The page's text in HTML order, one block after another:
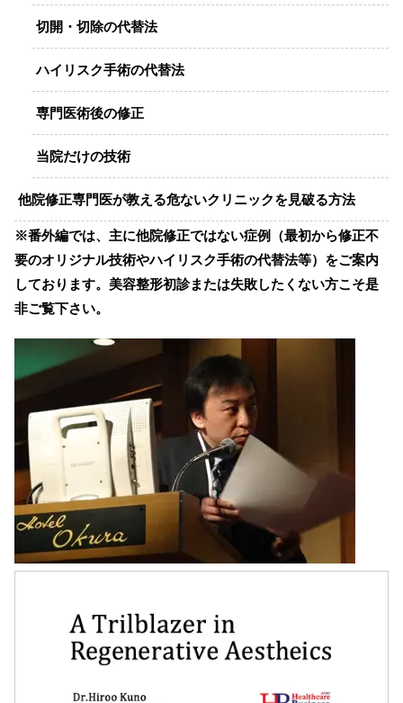
切開・切除の代替法
ハイリスク手術の代替法
専門医術後の修正
当院だけの技術
他院修正専門医が教える危ないクリニックを見破る方法
※番外編では、主に他院修正ではない症例（最初から修正不
要のオリジナル技術やハイリスク手術の代替法等）をご案内
しております。美容整形初診または失敗したくない方こそ是
非ご覧下さい。